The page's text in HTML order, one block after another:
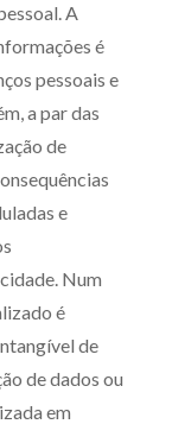
A
é
pessoais e
a par das
de
e
Num
é
de
de dados ou
em